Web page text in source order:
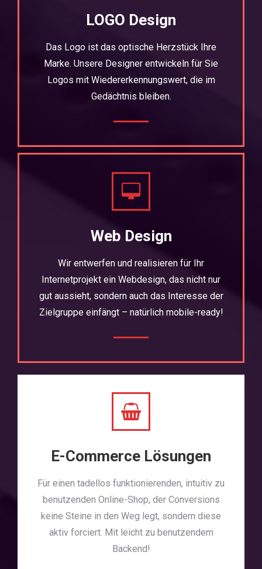
LOGO Design
Das Logo ist das optische Herzstück Ihre
Marke. Unsere Designer entwickeln für Sie
Logos mit Wiedererkennungswert, die im
Gedächtnis bleiben.
Web Design
Wir entwerfen und realisieren für Ihr
Internetprojekt ein Webdesign, das nicht nur
gut aussieht, sondern auch das Interesse der
Zielgruppe einfängt – natürlich mobile-ready!
E-Commerce Lösungen
Für einen tadellos funktionierenden, intuitiv zu
benutzenden Online-Shop, der Conversions
keine Steine in den Weg legt, sondern diese
aktiv forciert. Mit leicht zu benutzendem
Backend!